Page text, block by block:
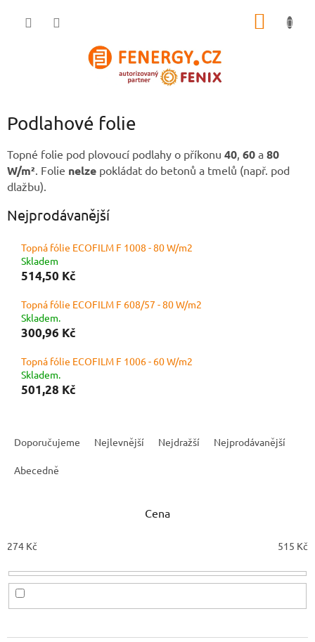
Podlahové folie
Topné folie pod plovoucí podlahy o příkonu 40 60 a 80
W/m² . Folie nelze pokládat do betonů a tmelů (např. pod
dlažbu).
Nejprodávanější
Topná fólie ECOFILM F 1008 - 80 W/m2
Skladem
514,50 Kč
Topná fólie ECOFILM F 608/57 - 80 W/m2
Skladem.
300,96 Kč
Topná fólie ECOFILM F 1006 - 60 W/m2
Skladem.
501,28 Kč
o
u
t
Doporučujeme Nejlevnější Nejdražší Nejprodávanější
Abecedně
Cena
274 Kč 515 Kč